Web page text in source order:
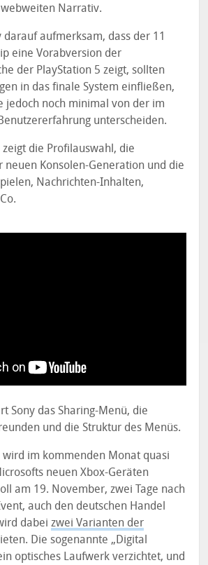
Narrativ.
darauf aufmerksam, dass der 11
eine Vorabversion der
der PlayStation 5 zeigt, sollten
in das finale System einfließen,
jedoch noch minimal von der im
unterscheiden.
die Profilauswahl, die
neuen Konsolen-Generation und die
Nachrichten-Inhalten,
Sony das Sharing-Menü, die
und die Struktur des Menüs.
wird im kommenden Monat quasi
neuen Xbox-Geräten
am 19. November, zwei Tage nach
auch den deutschen Handel
dabei zwei Varianten der
Die sogenannte „Digital
optisches Laufwerk verzichtet, und